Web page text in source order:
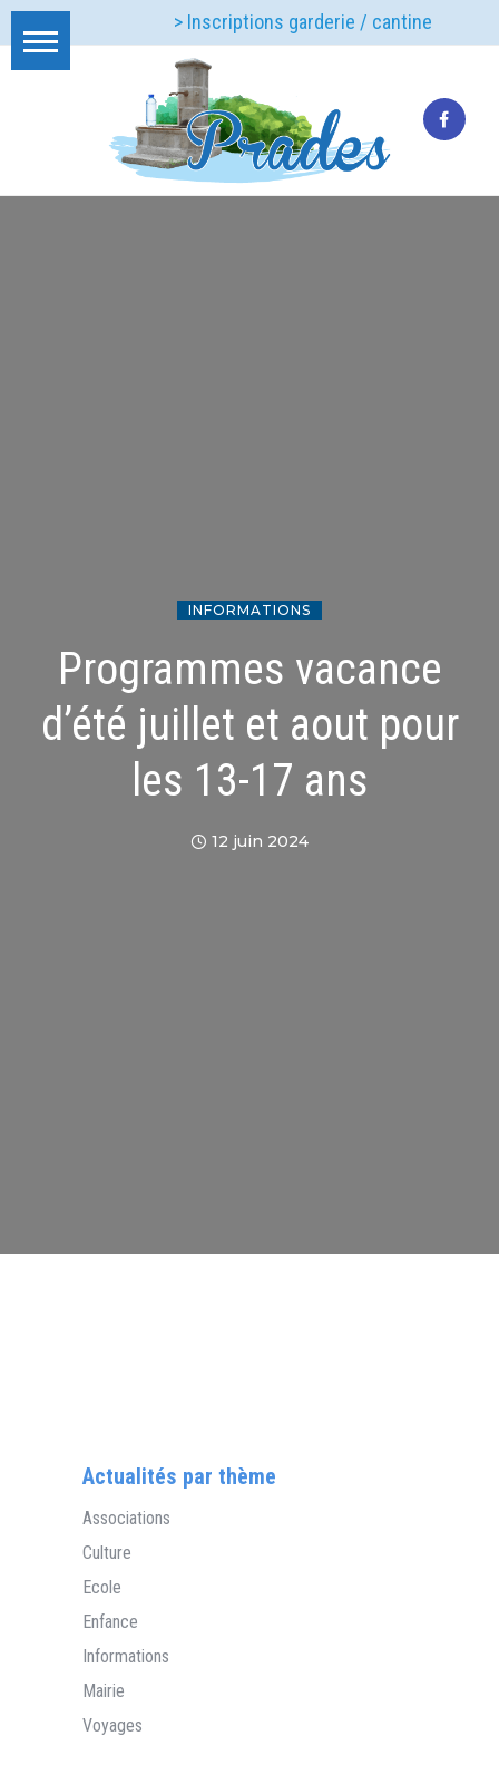
> Inscriptions garderie / cantine
INFORMATIONS
Programmes vacance
d’été juillet et aout pour
les 13-17 ans
12 juin 2024
Actualités par thème
Associations
Culture
Ecole
Enfance
Informations
Mairie
Voyages